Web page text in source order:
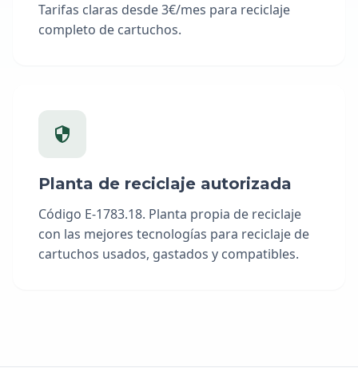
Tarifas claras desde 3€/mes para reciclaje
completo de cartuchos.
Planta de reciclaje autorizada
Código E-1783.18. Planta propia de reciclaje
con las mejores tecnologías para reciclaje de
cartuchos usados, gastados y compatibles.